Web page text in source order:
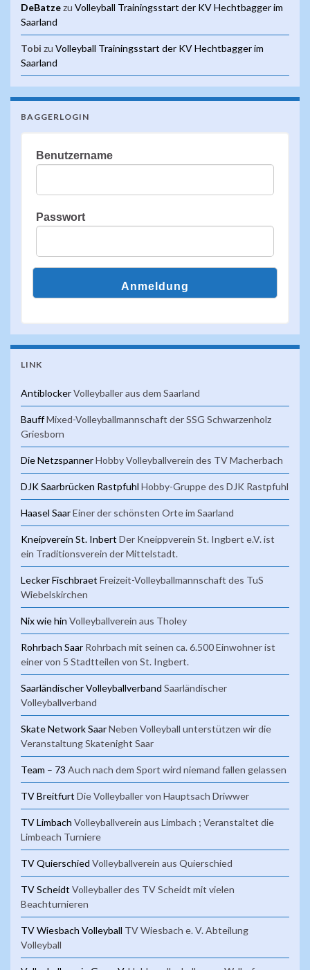
DeBatzezu Volleyball Trainingsstart der KV Hechtbagger im
Saarland
Tobi zu Volleyball Trainingsstart der KV Hechtbagger im
Saarland
BAGGERLOGIN
Benutzername
Passwort
LINK
AntiblockerVolleyballer aus dem Saarland
BauffMixed-Volleyballmannschaft der SSG Schwarzenholz
Griesborn
Die NetzspannerHobby Volleyballverein des TV Macherbach
DJK Saarbrücken Rastpfuhl Hobby-Gruppe des DJK Rastpfuhl
Haasel SaarEiner der schönsten Orte im Saarland
Kneipverein St. Inbert Der Kneippverein St. Ingbert e.V. ist
ein Traditionsverein der Mittelstadt.
Lecker Fischbraet Freizeit-Volleyballmannschaft des TuS
Wiebelskirchen
Nix wie hin Volleyballverein aus Tholey
Rohrbach Saar Rohrbach mit seinen ca. 6.500 Einwohner ist
einer von 5 Stadtteilen von St. Ingbert.
Saarländischer Volleyballverband Saarländischer
Volleyballverband
Skate Network SaarNeben Volleyball unterstützen wir die
Veranstaltung Skatenight Saar
Team – 73 Auch nach dem Sport wird niemand fallen gelassen
TV Breitfurt Die Volleyballer von Hauptsach Driwwer
TV Limbach Volleyballverein aus Limbach ; Veranstaltet die
Limbeach Turniere
TV Quierschied Volleyballverein aus Quierschied
TV Scheidt Volleyballer des TV Scheidt mit vielen
Beachturnieren
TV Wiesbach Volleyball TV Wiesbach e. V. Abteilung
Volleyball